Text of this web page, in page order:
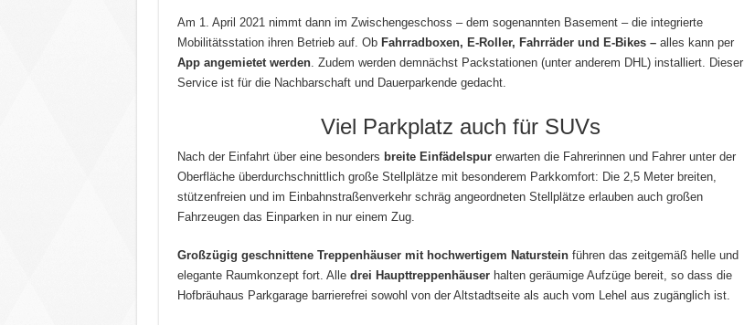
Am 1. April 2021 nimmt dann im Zwischengeschoss – dem sogenannten Basement – die integrierte
Mobilitätsstation ihren Betrieb auf. Ob Fahrradboxen, E-Roller, Fahrräder und E-Bikes –alles kann per
App angemietet werden. Zudem werden demnächst Packstationen (unter anderem DHL) installiert. Dieser
Service ist für die Nachbarschaft und Dauerparkende gedacht.
Viel Parkplatz auch für SUVs
Nach der Einfahrt über eine besonders breite Einfädelspurerwarten die Fahrerinnen und Fahrer unter der
Oberfläche überdurchschnittlich große Stellplätze mit besonderem Parkkomfort: Die 2,5 Meter breiten,
stützenfreien und im Einbahnstraßenverkehr schräg angeordneten Stellplätze erlauben auch großen
Fahrzeugen das Einparken in nur einem Zug.
Großzügig geschnittene Treppenhäuser mit hochwertigem Natursteinführen das zeitgemäß helle und
elegante Raumkonzept fort. Alle drei Haupttreppenhäuserhalten geräumige Aufzüge bereit, so dass die
Hofbräuhaus Parkgarage barrierefrei sowohl von der Altstadtseite als auch vom Lehel aus zugänglich ist.